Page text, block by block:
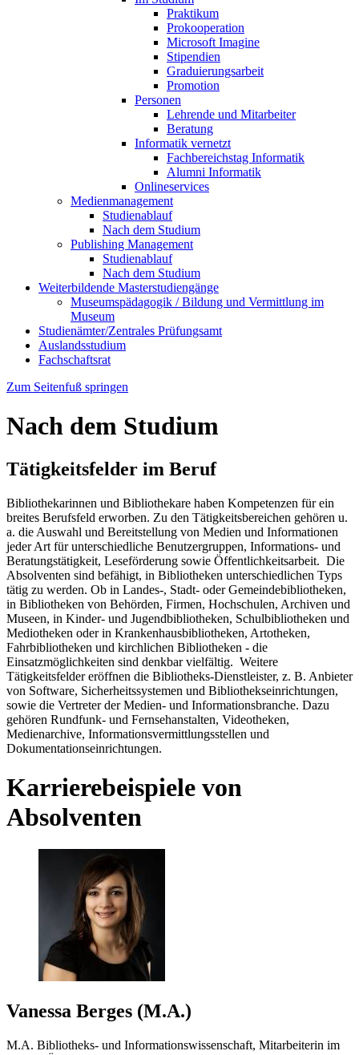
Praktikum
Prokooperation
Microsoft Imagine
Stipendien
Graduierungsarbeit
Promotion
Personen
Lehrende und Mitarbeiter
Beratung
Informatik vernetzt
Fachbereichstag Informatik
Alumni Informatik
Onlineservices
Medienmanagement
Studienablauf
Nach dem Studium
Publishing Management
Studienablauf
Nach dem Studium
Weiterbildende Masterstudiengänge
Museumspädagogik / Bildung und Vermittlung im
Museum
Studienämter/Zentrales Prüfungsamt
Auslandsstudium
Fachschaftsrat
Zum Seitenfuß springen
Nach dem Studium
Tätigkeitsfelder im Beruf
Bibliothekarinnen und Bibliothekare haben Kompetenzen für ein
breites Berufsfeld er­worben. Zu den Tätigkeitsbereichen gehören u.
a. die Auswahl und Bereitstellung von Medien und Informationen
jeder Art für unterschiedliche Benutzergruppen, Informations- und
Beratungstätigkeit, Leseförderung sowie Öffentlichkeitsarbeit. Die
Absolventen sind befähigt, in Bibliotheken unterschiedlichen Typs
tätig zu werden. Ob in Landes-, Stadt- oder Gemeindebibliotheken,
in Bibliotheken von Behörden, Firmen, Hochschulen, Archiven und
Museen, in Kinder- und Jugendbibliotheken, Schulbibliotheken und
Mediotheken oder in Krankenhausbibliotheken, Artotheken,
Fahrbibliotheken und kirchlichen Bibliotheken - die
Einsatzmöglichkeiten sind denkbar vielfältig. Weitere
Tätigkeitsfelder eröffnen die Bibliotheks-Dienstleister, z. B. Anbieter
von Software, Sicherheitssystemen und Bibliothekseinrichtungen,
sowie die Vertreter der Medien- und Informationsbranche. Dazu
gehören Rundfunk- und Fernsehanstalten, Videotheken,
Medienarchive, Informationsvermittlungsstellen und
Dokumentationseinrichtungen.
Karrierebeispiele von
Absolventen
Vanessa Berges (M.A.)
M.A. Bibliotheks- und Informationswissenschaft, Mitarbeiterin im